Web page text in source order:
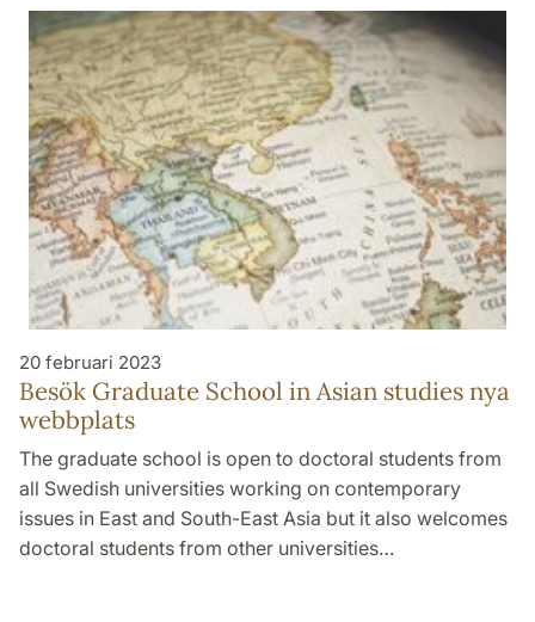
20 februari 2023
Besök Graduate School in Asian studies nya
webbplats
The graduate school is open to doctoral students from
all Swedish universities working on contemporary
issues in East and South-East Asia but it also welcomes
doctoral students from other universities…